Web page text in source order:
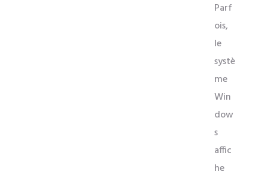
Parf
ois,
le
systè
me
Win
dow
s
affic
he